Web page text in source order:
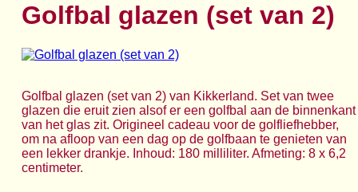
Golfbal glazen (set van 2)
Golfbal glazen (set van 2) van Kikkerland. Set van twee
glazen die eruit zien alsof er een golfbal aan de binnenkant
van het glas zit. Origineel cadeau voor de golfliefhebber,
om na afloop van een dag op de golfbaan te genieten van
een lekker drankje. Inhoud: 180 milliliter. Afmeting: 8 x 6,2
centimeter.